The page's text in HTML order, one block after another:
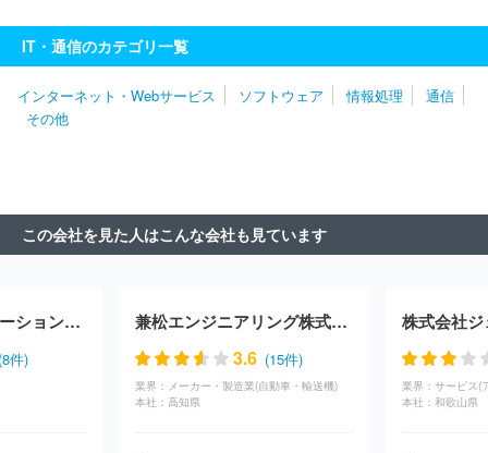
ＡＯＹＡ株式会社
西日本電信電話株式会社（NTT西日本）
株式
会社ＡＣＮモバイル
株式会社グローバルキャスト
式会社ニューメディア
株式会社ＮＴＴ東日本－北海道
北海道総
合通信網株式会社
ツ
株式会社メディアクリエイトコミュニケーションズ
株式会社
ダーウィンズ
ソフトバンク株式会社 株式会社ドコモＣＳ
会社レジデンシャルインターネット
株式会社アスカプランニング
社ジーエーピー
株式会社ベルウエール
株式会社ジェーミックス
ＫＤＤＩ株式会社
株式会社ネットセーブ
ＵＱコミュニケーショ
ンズ株式会社
ソニーネットワークコミュニケーションズ株式会社
ベイシス株式会社
キヤノンカスタマーサポート株式会社
株式会
IT・通信のカテゴリ一覧
インターネット・Webサービス ソフトウェア 情報処理
通信
その他
この会社を見た人はこんな会社も見ています
バルテス・イノベーションズ株式会社
件)
兼松エンジニアリング株式会社
3.6 (15件)
業界： メーカー・製造業(自動車・輸送機)
本社： 高知県
株式会社
業界：
本社： 和歌山県